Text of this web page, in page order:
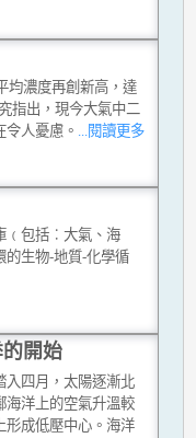
均濃度再創新高，達
指出，現今大氣中二
人憂慮。 ...閱讀更多
﹙包括︰大氣、海
的生物-地質-化學循
開始
入四月，太陽逐漸北
海洋上的空氣升溫較
形成低壓中心。海洋